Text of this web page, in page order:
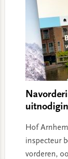
Hof
inspecteur
vorderen,